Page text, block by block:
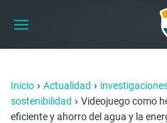
Inicio › Actualidad ›
sostenibilidad › Videojuego como
eficiente y ahorro del agua y la